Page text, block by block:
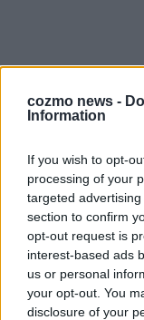
cozmo news -
Information
If you wish to opt-
processing of your
targeted
section to confirm
opt-out request is
interest-based ads
us or personal
your opt-out. You
disclosure of your